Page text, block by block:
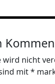
wird nicht
mit*